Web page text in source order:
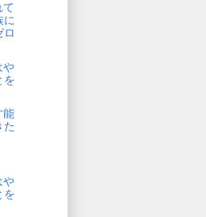
て
に
ロ
や
を
能
た
や
を